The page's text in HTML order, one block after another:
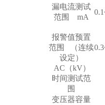
漏电流测试
范围
mA
报警值预置
范围
（连续
设定）
AC （kV）
时间测试范
围
变压器容量